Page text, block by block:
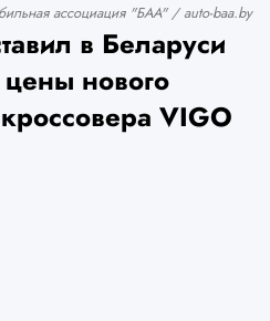
ассоциация "БАА" / auto-baa.by
в Беларуси
нового
VIGO